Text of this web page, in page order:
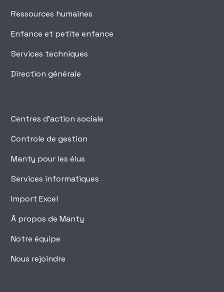
Ressources humaines
Enfance et petite enfance
Services techniques
Direction générale
Centres d'action sociale
Controle de gestion
Manty pour les élus
Services informatiques
Import Excel
Ā propos de Manty
Notre équipe
Nous rejoindre